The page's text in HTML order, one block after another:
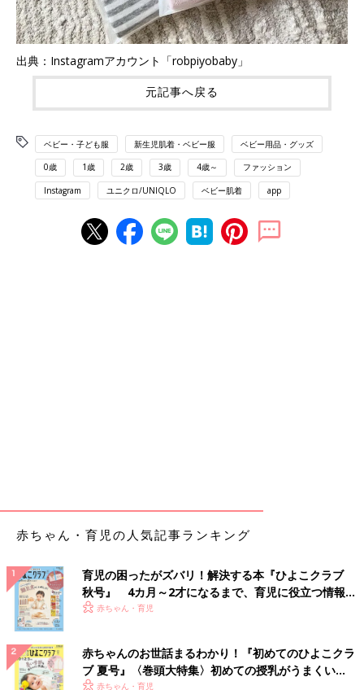
出典：Instagramアカウント「robpiyobaby」
元記事へ戻る
ベビー・子ども服 新生児肌着・ベビー服 ベビー用品・グッズ
0歳 1歳 2歳 3歳 4歳～ ファッション
Instagram ユニクロ/UNIQLO ベビー肌着 app
赤ちゃん・育児の人気記事ランキング
育児の困ったがズバリ！解決する本『ひよこクラブ
秋号』 4カ月～2才になるまで、育児に役立つ情報が
いっぱい！
赤ちゃん・育児
赤ちゃんのお世話まるわかり！『初めてのひよこクラ
ブ 夏号』〈巻頭大特集〉初めての授乳がうまくい
赤ちゃん・育児